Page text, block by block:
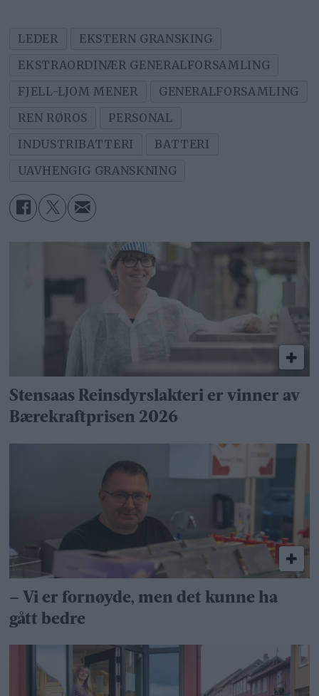
LEDER
EKSTERN GRANSKING
EKSTRAORDINÆR GENERALFORSAMLING
FJELL-LJOM MENER
GENERALFORSAMLING
REN RØROS
PERSONAL
INDUSTRIBATTERI
BATTERI
UAVHENGIG GRANSKNING
Stensaas Reinsdyrslakteri er vinner av
Bærekraftprisen 2026
– Vi er fornøyde, men det kunne ha
gått bedre